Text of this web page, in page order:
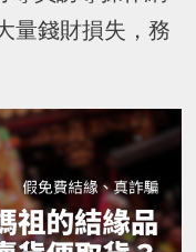
量錢財損失，務